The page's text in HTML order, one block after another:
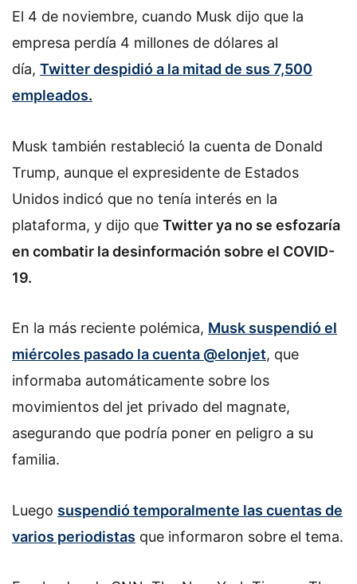
El 4 de noviembre, cuando Musk dijo que la
empresa perdía 4 millones de dólares al
día, Twitter despidió a la mitad de sus 7,500
empleados.
Musk también restableció la cuenta de Donald
Trump, aunque el expresidente de Estados
Unidos indicó que no tenía interés en la
plataforma, y dijo que Twitter ya no se esfozaría
en combatir la desinformación sobre el COVID-
19.
En la más reciente polémica, Musk suspendió el
miércoles pasado la cuenta @elonjet, que
informaba automáticamente sobre los
movimientos del jet privado del magnate,
asegurando que podría poner en peligro a su
familia.
Luego suspendió temporalmente las cuentas de
varios periodistas que informaron sobre el tema.